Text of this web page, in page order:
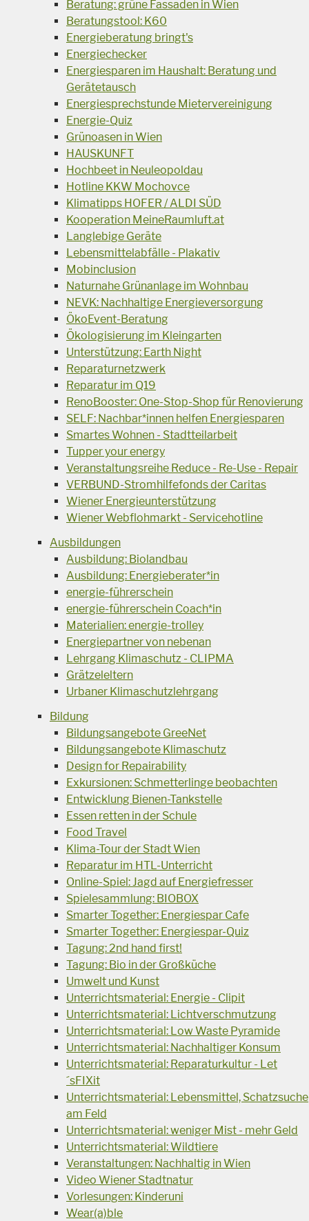
Beratung: grüne Fassaden in Wien
Beratungstool: K60
Energieberatung bringt's
Energiechecker
Energiesparen im Haushalt: Beratung und
Gerätetausch
Energiesprechstunde Mietervereinigung
Energie-Quiz
Grünoasen in Wien
HAUSKUNFT
Hochbeet in Neuleopoldau
Hotline KKW Mochovce
Klimatipps HOFER / ALDI SÜD
Kooperation MeineRaumluft.at
Langlebige Geräte
Lebensmittelabfälle - Plakativ
Mobinclusion
Naturnahe Grünanlage im Wohnbau
NEVK: Nachhaltige Energieversorgung
ÖkoEvent-Beratung
Ökologisierung im Kleingarten
Unterstützung: Earth Night
Reparaturnetzwerk
Reparatur im Q19
RenoBooster: One-Stop-Shop für Renovierung
SELF: Nachbar*innen helfen Energiesparen
Smartes Wohnen - Stadtteilarbeit
Tupper your energy
Veranstaltungsreihe Reduce - Re-Use - Repair
VERBUND-Stromhilfefonds der Caritas
Wiener Energieunterstützung
Wiener Webflohmarkt - Servicehotline
Ausbildungen
Ausbildung: Biolandbau
Ausbildung: Energieberater*in
energie-führerschein
energie-führerschein Coach*in
Materialien: energie-trolley
Energiepartner von nebenan
Lehrgang Klimaschutz - CLIPMA
Grätzeleltern
Urbaner Klimaschutzlehrgang
Bildung
Bildungsangebote GreeNet
Bildungsangebote Klimaschutz
Design for Repairability
Exkursionen: Schmetterlinge beobachten
Entwicklung Bienen-Tankstelle
Essen retten in der Schule
Food Travel
Klima-Tour der Stadt Wien
Reparatur im HTL-Unterricht
Online-Spiel: Jagd auf Energiefresser
Spielesammlung: BIOBOX
Smarter Together: Energiespar Cafe
Smarter Together: Energiespar-Quiz
Tagung: 2nd hand first!
Tagung: Bio in der Großküche
Umwelt und Kunst
Unterrichtsmaterial: Energie - Clipit
Unterrichtsmaterial: Lichtverschmutzung
Unterrichtsmaterial: Low Waste Pyramide
Unterrichtsmaterial: Nachhaltiger Konsum
Unterrichtsmaterial: Reparaturkultur - Let
´sFIXit
Unterrichtsmaterial: Lebensmittel, Schatzsuche
am Feld
Unterrichtsmaterial: weniger Mist - mehr Geld
Unterrichtsmaterial: Wildtiere
Veranstaltungen: Nachhaltig in Wien
Video Wiener Stadtnatur
Vorlesungen: Kinderuni
Wear(a)ble